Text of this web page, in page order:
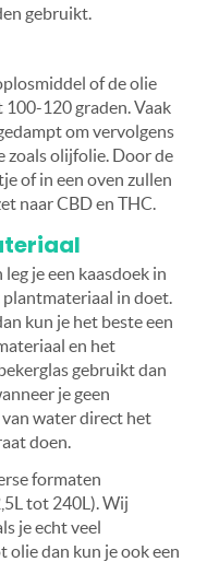
gebruikt.
of de olie
120 graden. Vaak
om vervolgens
zoals olijfolie. Door de
of in een oven zullen
naar CBD en THC.
je een kaasdoek in
plantmateriaal in doet.
kun je het beste een
en het
gebruikt dan
je geen
water direct het
doen.
formaten
tot 240L). Wij
je echt veel
dan kun je ook een